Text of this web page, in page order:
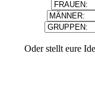
Oder stellt eure